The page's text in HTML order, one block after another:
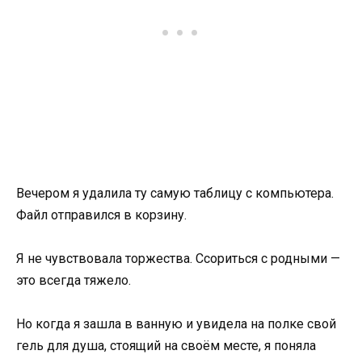
Вечером я удалила ту самую таблицу с компьютера.
Файл отправился в корзину.
Я не чувствовала торжества. Ссориться с родными —
это всегда тяжело.
Но когда я зашла в ванную и увидела на полке свой
гель для душа, стоящий на своём месте, я поняла